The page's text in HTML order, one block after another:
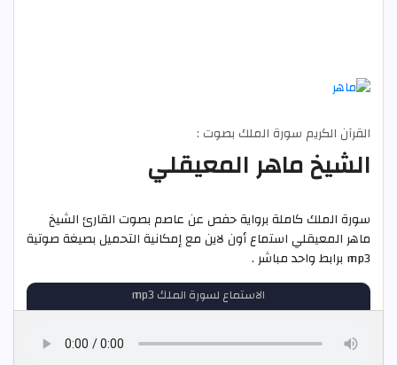
القرآن الكريم سورة الملك بصوت :
الشيخ ماهر المعيقلي
سورة الملك كاملة برواية حفص عن عاصم بصوت القارئ الشيخ
ماهر المعيقلي استماع أون لاين مع إمكانية التحميل بصيغة صوتية
mp3 برابط واحد مباشر .
الاستماع لسورة الملك mp3